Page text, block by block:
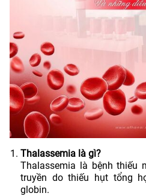
Thalassemia là gì?
Thalassemia là bệnh thiếu
truyền do thiếu hụt tổng
globin.